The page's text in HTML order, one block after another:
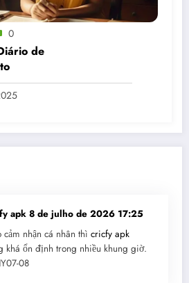
0
de
apk 8 de julho de 2026 17:25
cảm nhận cá nhân thì cricfy apk
khá ổn định trong nhiều khung giờ.
08